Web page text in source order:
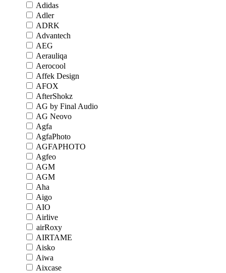
Adidas
Adler
ADRK
Advantech
AEG
Aerauliqa
Aerocool
Affek Design
AFOX
AfterShokz
AG by Final Audio
AG Neovo
Agfa
AgfaPhoto
AGFAPHOTO
Agfeo
AGM
AGM
Aha
Aigo
AIO
Airlive
airRoxy
AIRTAME
Aisko
Aiwa
Aixcase